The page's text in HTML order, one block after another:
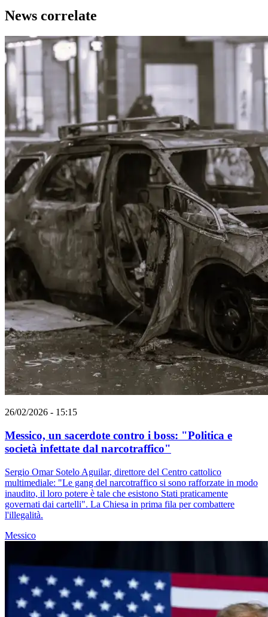
News correlate
26/02/2026 - 15:15
Messico, un sacerdote contro i boss: "Politica e
società infettate dal narcotraffico"
Sergio Omar Sotelo Aguilar, direttore del Centro cattolico
multimediale: "Le gang del narcotraffico si sono rafforzate in modo
inaudito, il loro potere è tale che esistono Stati praticamente
governati dai cartelli". La Chiesa in prima fila per combattere
l'illegalità.
Messico